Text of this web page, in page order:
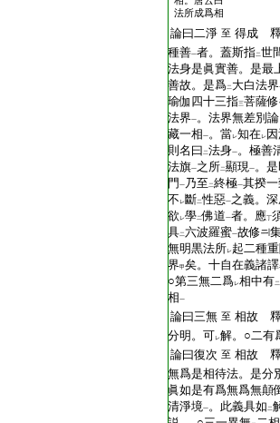
法所成爲相
論曰二淨 至 得成
種善一者。蓋斯指二世
法身是眞實善。是最
善故。是爲二 大白法界
瑜伽四十三指三菩薩修
法界一。法界無差別
藏一相一。當レ知在レ
則名曰 二法身一。極善
法旗一之所二顯現一。
門 一 乃至 二終極一其揆
不 レ斷二性惡一之義。
欲 レ學二佛道一者。應丁
具二六波羅蜜一故修
無明黒法所レ起二種
界甲矣。十自在義諸
○第三無二爲レ相中有二
相一
論曰三無 至 相故
分明。可レ解。○二有
論曰復次 至 相故
無爲是相待法。是分
眞如是有爲無爲無顛
清淨境一。此義具如 二